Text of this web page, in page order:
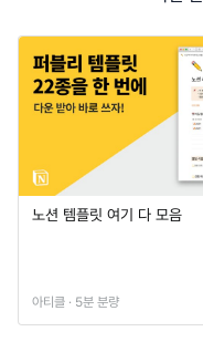
노션 템플릿 여기 다 모음
아티클 · 5분 분량